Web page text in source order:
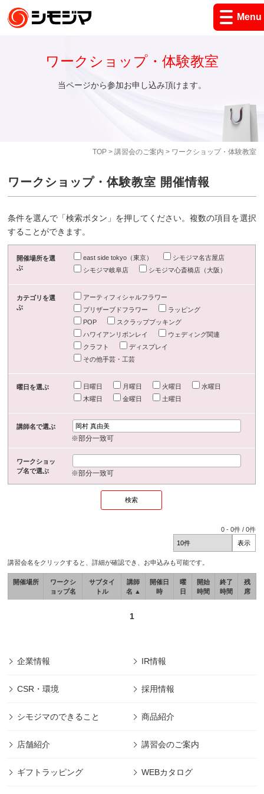
Menu
TOP> 講習会のご案内 > ワークショップ・体験教室
ワークショップ・体験教室
当ページから参加お申し込み頂けます。
ワークショップ・体験教室 開催情報
条件を選んで「検索ボタン」を押してください。複数の項目を選択
することができます。
開催場所を選
ぶ
east side tokyo（東京）
シモジマ名古屋店
シモジマ岐阜店
シモジマ心斎橋店（大阪）
カテゴリを選
ぶ
アーティフィシャルフラワー
プリザーブドフラワー
ラッピング
POP
スクラップブッキング
ハワイアンリボンレイ
ウェディング関連
クラフト
ディスプレイ
その他手芸・工芸
曜日を選ぶ 日曜日 月曜日 火曜日
水曜日
木曜日
金曜日 土曜日
講師名で選ぶ
※部分一致可
ワークショッ
プ名で選ぶ
※部分一致可
0 -0件 /0件
講習会名をクリックすると、詳細が確認でき、お申込みも可能です。
開催場所
ワークシ
ョップ名
サブタイ
トル
講師
名 ▲
開催日
時
曜
日
開始
時間
終了
時間
残
席
1
企業情報 IR情報
CSR・環境 採用情報
シモジマのできること 商品紹介
店舗紹介 講習会のご案内
ギフトラッピング WEBカタログ